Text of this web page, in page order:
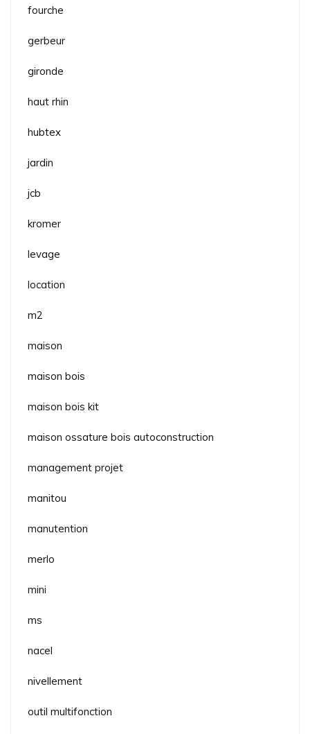
fourche
gerbeur
gironde
haut rhin
hubtex
jardin
jcb
kromer
levage
location
m2
maison
maison bois
maison bois kit
maison ossature bois autoconstruction
management projet
manitou
manutention
merlo
mini
ms
nacel
nivellement
outil multifonction